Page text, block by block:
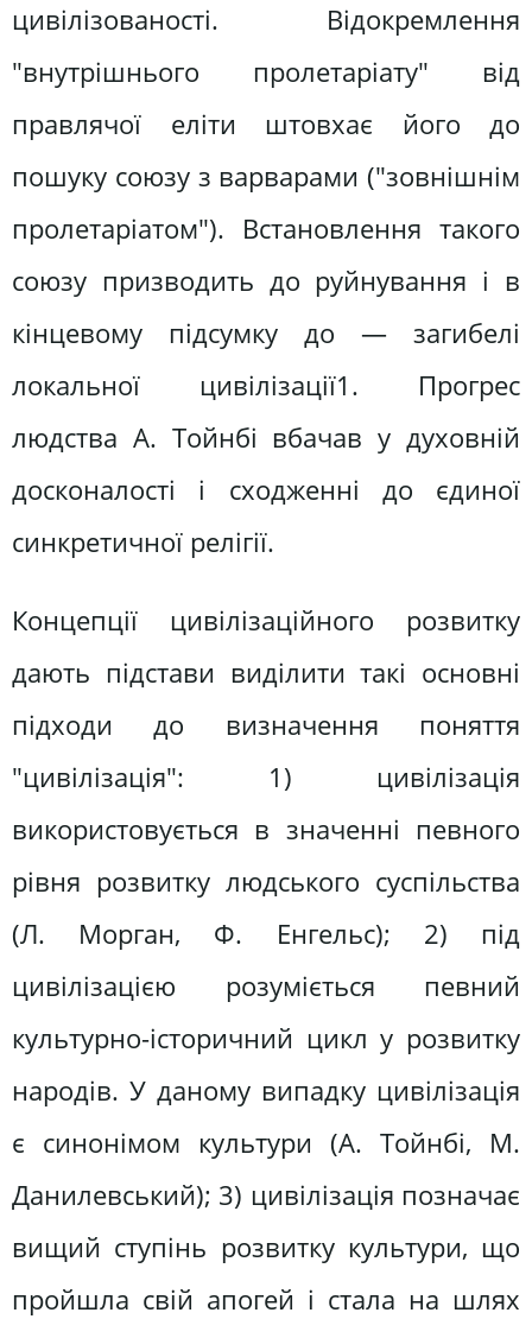
цивілізованості. Відокремлення
"внутрішнього пролетаріату" від
правлячої еліти штовхає його до
пошуку союзу з варварами ("зовнішнім
пролетаріатом"). Встановлення такого
союзу призводить до руйнування і в
кінцевому підсумку до — загибелі
локальної цивілізації1. Прогрес
людства А. Тойнбі вбачав у духовній
досконалості і сходженні до єдиної
синкретичної релігії.
Концепції цивілізаційного розвитку
дають підстави виділити такі основні
підходи до визначення поняття
"цивілізація": 1) цивілізація
використовується в значенні певного
рівня розвитку людського суспільства
(Л. Морган, Ф. Енгельс); 2) під
цивілізацією розуміється певний
культурно-історичний цикл у розвитку
народів. У даному випадку цивілізація
є синонімом культури (А. Тойнбі, М.
Данилевський); 3) цивілізація позначає
вищий ступінь розвитку культури, що
пройшла свій апогей і стала на шлях